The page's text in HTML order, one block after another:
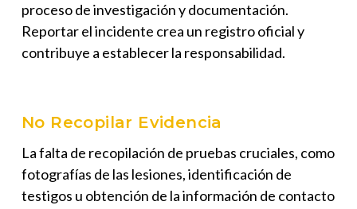
proceso de investigación y documentación.
Reportar el incidente crea un registro oficial y
contribuye a establecer la responsabilidad.
No Recopilar Evidencia
La falta de recopilación de pruebas cruciales, como
fotografías de las lesiones, identificación de
testigos u obtención de la información de contacto